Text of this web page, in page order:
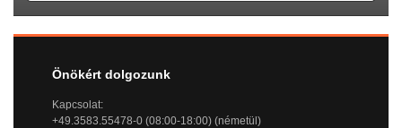
Önökért dolgozunk
Kapcsolat:
+49.3583.55478-0 (08:00-18:00) (németül)